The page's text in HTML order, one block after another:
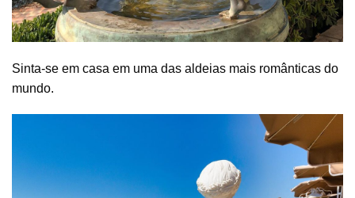
Sinta-se em casa em uma das aldeias mais românticas do
mundo.